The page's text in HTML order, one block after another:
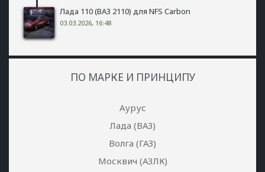
Лада 110 (ВАЗ 2110) для NFS Carbon
03.03.2026, 16:48
ПО МАРКЕ И ПРИНЦИПУ
Аурус
Лада (ВАЗ)
Волга (ГАЗ)
Москвич (АЗЛК)